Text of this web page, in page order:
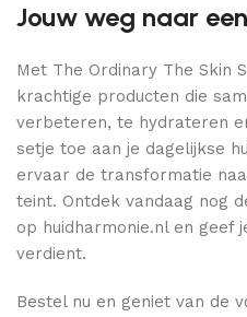
Jouw weg naar
Met The Ordinary The Skin
krachtige producten die
verbeteren, te hydrateren
setje toe aan je dagelijkse
ervaar de transformatie
teint. Ontdek vandaag nog
op huidharmonie.nl en geef
verdient.
Bestel nu en geniet van de